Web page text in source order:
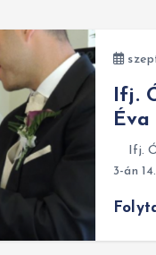
Ifj.
Ifj.
3-án